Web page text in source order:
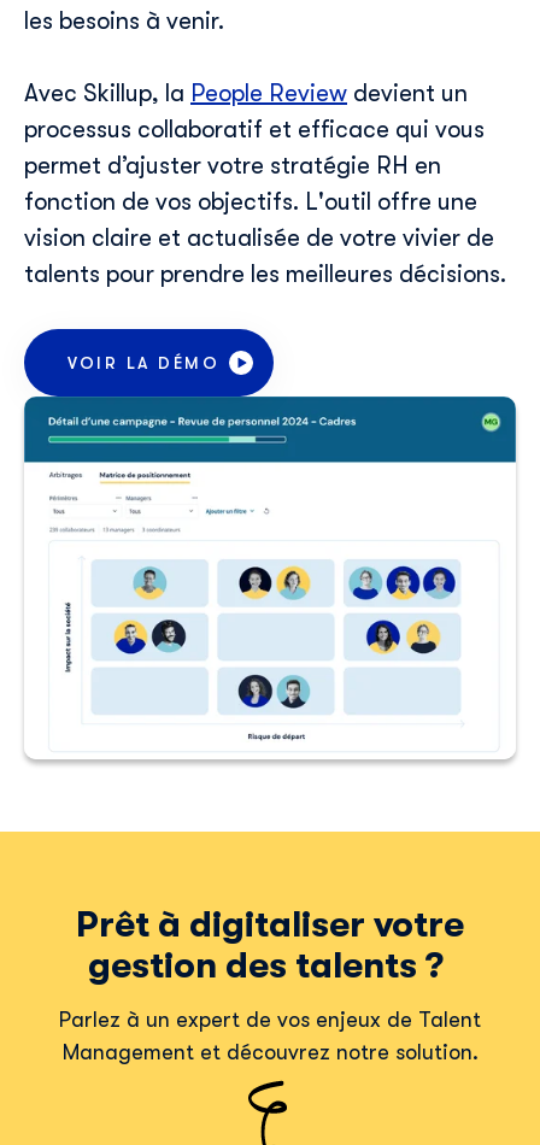
les besoins à venir.
Avec Skillup, la People Review devient un
processus collaboratif et efficace qui vous
permet d’ajuster votre stratégie RH en
fonction de vos objectifs. L'outil offre une
vision claire et actualisée de votre vivier de
talents pour prendre les meilleures décisions.
VOIR LA DÉMO
Prêt à digitaliser votre
gestion des talents ?
Parlez à un expert de vos enjeux de Talent
Management et découvrez notre solution.